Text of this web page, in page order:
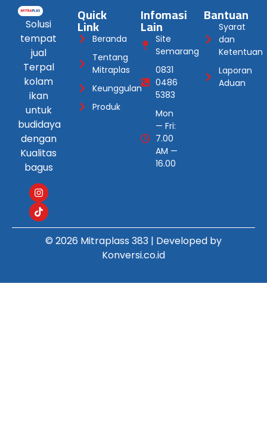
Solusi
tempat
jual
Terpal
kolam
ikan
untuk
budidaya
dengan
Kualitas
bagus
Quick
Link
Beranda
Tentang
Mitraplas
Keunggulan
Produk
Infomasi
Lain
Site
Semarang
0831
0486
5383
Mon
— Fri:
7.00
AM —
16.00
Bantuan
Syarat
dan
Ketentuan
Laporan
Aduan
© 2026 Mitraplass 383 | Developed by
Konversi.co.id